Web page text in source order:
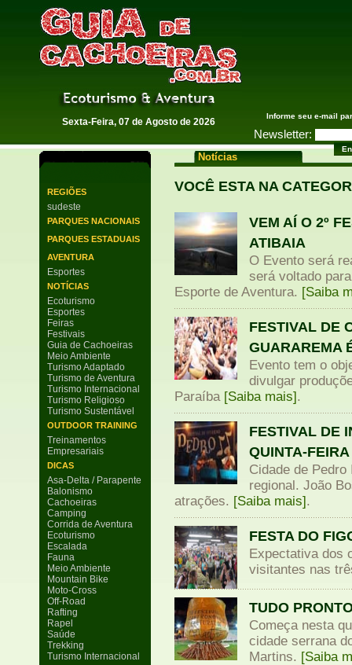
Guia de Cachoeiras
Sexta-Feira, 07 de Agosto de 2026
Informe seu e-mail
Newsletter:
REGIÕES
sudeste
PARQUES NACIONAIS
PARQUES ESTADUAIS
AVENTURA
Esportes
NOTÍCIAS
Ecoturismo
Esportes
Feiras
Festivais
Guia de Cachoeiras
Meio Ambiente
Turismo Adaptado
Turismo de Aventura
Turismo Internacional
Turismo Religioso
Turismo Sustentável
OUTDOOR TRAINING
Treinamentos
Empresariais
DICAS
Asa-Delta / Parapente
Balonismo
Cachoeiras
Camping
Corrida de Aventura
Ecoturismo
Escalada
Fauna
Meio Ambiente
Mountain Bike
Moto-Cross
Off-Road
Rafting
Rapel
Saúde
Trekking
Turismo Internacional
Notícias
VOCÊ ESTA NA
VEM AÍ O 2º
ATIBAIA
O Evento será
será voltado
Esporte de Aventura. [Saiba
FESTIVAL DE
GUARAREMA
Evento tem o
divulgar
Paraíba [Saiba mais].
FESTIVAL DE
QUINTA-FEIRA
Cidade de
regional. João
atrações. [Saiba mais].
FESTA DO
Expectativa dos
visitantes nas
TUDO
Começa nesta
cidade serrana
Martins. [Saiba